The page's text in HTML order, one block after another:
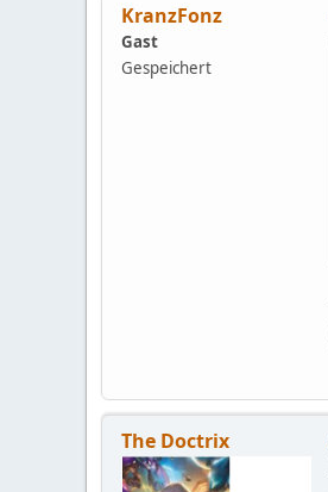
KranzFonz
Gast
Gespeichert
The Doctrix